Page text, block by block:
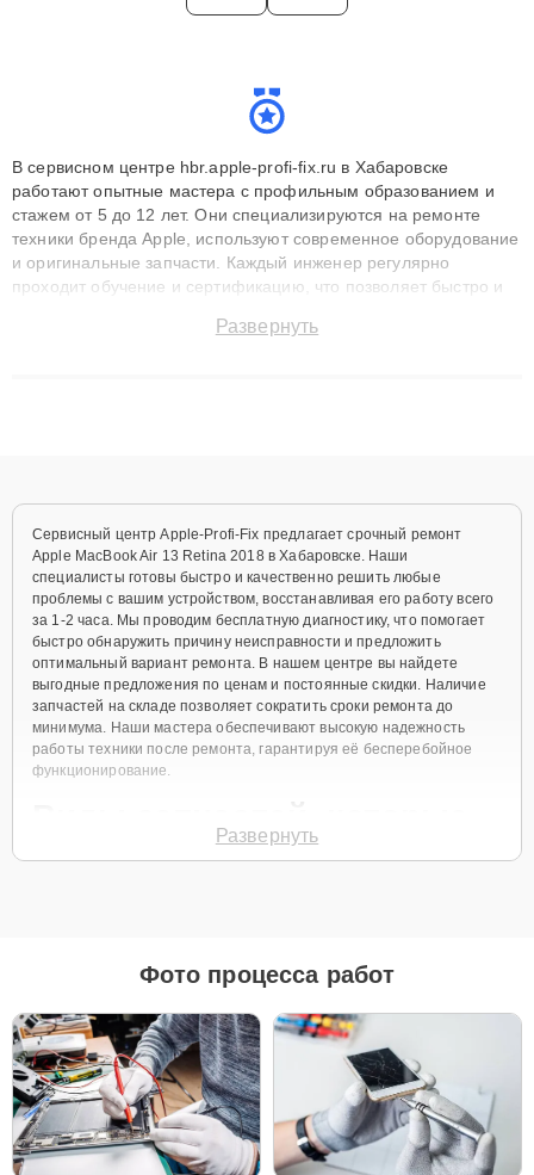
В сервисном центре hbr.apple-profi-fix.ru в Хабаровске
работают опытные мастера с профильным образованием и
стажем от 5 до 12 лет. Они специализируются на ремонте
техники бренда Apple, используют современное оборудование
и оригинальные запчасти. Каждый инженер регулярно
проходит обучение и сертификацию, что позволяет быстро и
сохранением гарантии до 3 лет. Наши мастера решают
Развернуть
Сервисный центр Apple-Profi-Fix предлагает срочный ремонт
Apple MacBook Air 13 Retina 2018 в Хабаровске. Наши
специалисты готовы быстро и качественно решить любые
проблемы с вашим устройством, восстанавливая его работу всего
за 1-2 часа. Мы проводим бесплатную диагностику, что помогает
быстро обнаружить причину неисправности и предложить
оптимальный вариант ремонта. В нашем центре вы найдете
выгодные предложения по ценам и постоянные скидки. Наличие
запчастей на складе позволяет сократить сроки ремонта до
минимума. Наши мастера обеспечивают высокую надежность
работы техники после ремонта, гарантируя её бесперебойное
функционирование.
мы используем
соответствует его бюджету и предпочтениям.
Если ваше устройство планируется использовать
длительное время, оригинальные запчасти — это
лучший выбор для обеспечения максимальной
совместимости и надежности.
Если планируется обновление устройства в
Развернуть
Фото процесса работ